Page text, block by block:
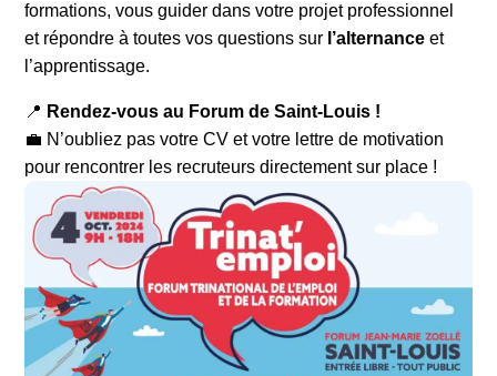
formations, vous guider dans votre projet professionnel
et répondre à toutes vos questions sur l’alternance et
l’apprentissage.
📍 Rendez-vous au Forum de Saint-Louis !
💼 N’oubliez pas votre CV et votre lettre de motivation
pour rencontrer les recruteurs directement sur place !